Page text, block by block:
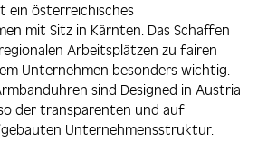
ein österreichisches
mit Sitz in Kärnten. Das Schaffen
Arbeitsplätzen zu fairen
Unternehmen besonders wichtig.
sind Designed in Austria
der transparenten und auf
Unternehmensstruktur.